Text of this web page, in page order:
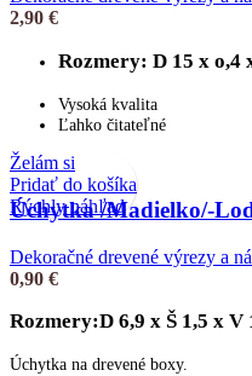
2,90 €
Rozmery: D 15 x o,4
Vysoká kvalita
Ľahko čitateľné
Želám si
Pridať do košíka
Rýchly náhľad
Úchytka /Madielko/-
Dekoračné drevené výrezy a
0,90 €
Rozmery:D 6,9 x Š 1,5 x V
Úchytka na drevené boxy.